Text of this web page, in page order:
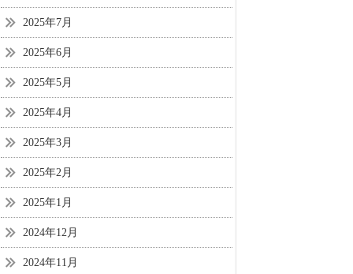
2025年7月
2025年6月
2025年5月
2025年4月
2025年3月
2025年2月
2025年1月
2024年12月
2024年11月